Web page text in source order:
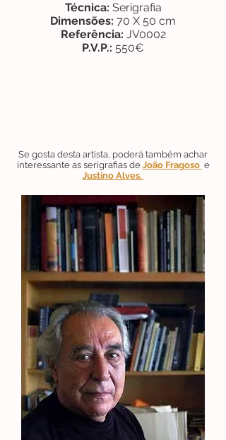
Técnica: Serigrafia
Dimensões: 70 X 50 cm
Referência: JV0002
P.V.P.: 550€
Se gosta desta artista, poderá também achar
interessante as serigrafias de João Fragoso e
Justino Alves.